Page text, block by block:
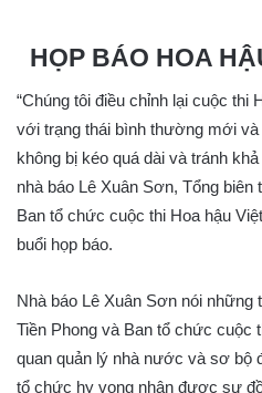
HỌP BÁO HOA
“Chúng tôi điều chỉnh lại cuộc thi
với trạng thái bình thường mới và
không bị kéo quá dài và tránh
nhà báo Lê Xuân Sơn, Tổng biên
Ban tổ chức cuộc thi Hoa hậu
buổi họp báo.
Nhà báo Lê Xuân Sơn nói những
Tiền Phong và Ban tổ chức cuộc
quan quản lý nhà nước và sơ bộ
tổ chức hy vọng nhận được sự